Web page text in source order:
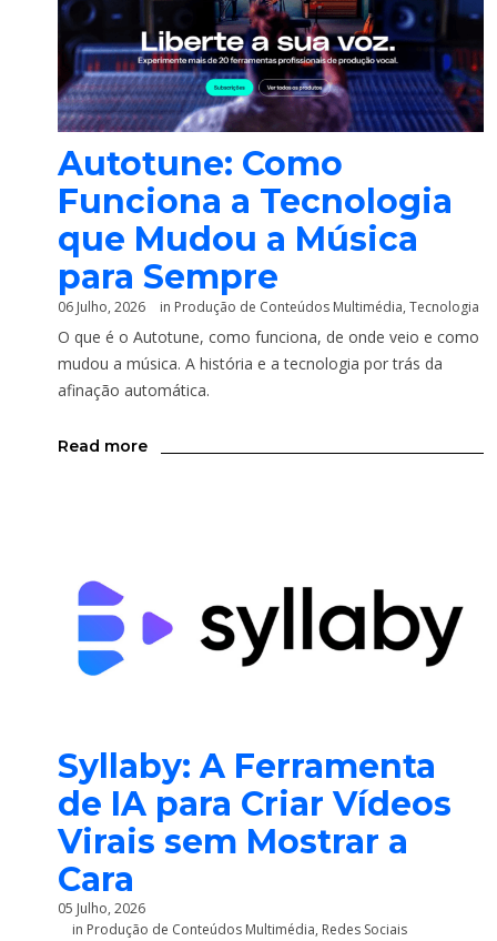
Autotune: Como
Funciona a Tecnologia
que Mudou a Música
para Sempre
06 Julho, 2026 in Produção de Conteúdos Multimédia, Tecnologia
O que é o Autotune, como funciona, de onde veio e como
mudou a música. A história e a tecnologia por trás da
afinação automática.
Read more
Syllaby: A Ferramenta
de IA para Criar Vídeos
Virais sem Mostrar a
Cara
05 Julho, 2026
in Produção de Conteúdos Multimédia, Redes Sociais